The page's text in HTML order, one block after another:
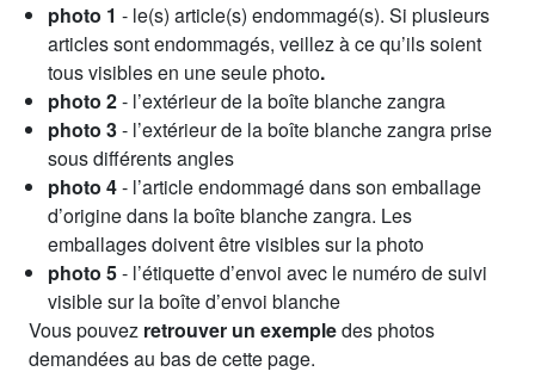
photo 1 - le(s) article(s) endommagé(s). Si plusieurs
articles sont endommagés, veillez à ce qu’ils soient
tous visibles en une seule photo.
photo 2- l’extérieur de la boîte blanche zangra
photo 3- l’extérieur de la boîte blanche zangra prise
sous différents angles
photo 4- l’article endommagé dans son emballage
d’origine dans la boîte blanche zangra. Les
emballages doivent être visibles sur la photo
photo 5- l’étiquette d’envoi avec le numéro de suivi
visible sur la boîte d’envoi blanche
Vous pouvez retrouver un exempledes photos
demandées au bas de cette page.